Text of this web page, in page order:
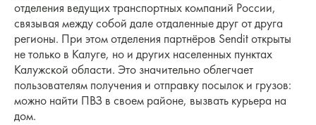
отделения ведущих транспортных компаний России,
связывая между собой дале отдаленные друг от друга
регионы. При этом отделения партнёров Sendit открыты
не только в Калуге, но и других населенных пунктах
Калужской области. Это значительно облегчает
пользователям получения и отправку посылок и грузов:
можно найти ПВЗ в своем районе, вызвать курьера на
дом.